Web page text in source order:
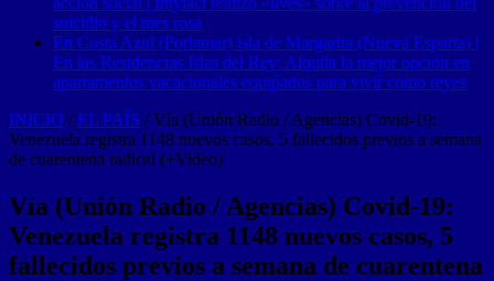
suicidio y el mes rosa
En Costa Azul (Porlamar) isla de Margarita (Nueva Esparta) |
En las Residencias Islas del Rey: Alquila la mejor opción en
apartamentos vacacionales equipados para vivir como reyes
INICIO / EL PAÍS / Vía (Unión Radio / Agencias) Covid-19:
Venezuela registra 1148 nuevos casos, 5 fallecidos previos a semana
de cuarentena radical (+Video)
Vía (Unión Radio / Agencias) Covid-19:
Venezuela registra 1148 nuevos casos, 5
fallecidos previos a semana de cuarentena